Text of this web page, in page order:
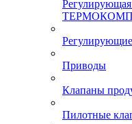
Регулирующая
Приводы
Клапаны
Пилотные